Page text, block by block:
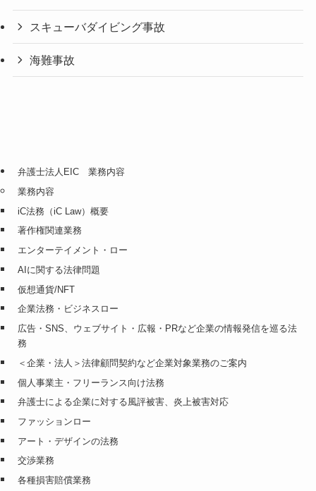
スキューバダイビング事故
海難事故
弁護士法人EIC 業務内容
業務内容
iC法務（iC Law）概要
著作権関連業務
エンターテイメント・ロー
AIに関する法律問題
仮想通貨/NFT
企業法務・ビジネスロー
広告・SNS、ウェブサイト・広報・PRなど企業の情報発信を巡る法
務
＜企業・法人＞法律顧問契約など企業対象業務のご案内
個人事業主・フリーランス向け法務
弁護士による企業に対する風評被害、炎上被害対応
ファッションロー
アート・デザインの法務
交渉業務
各種損害賠償業務